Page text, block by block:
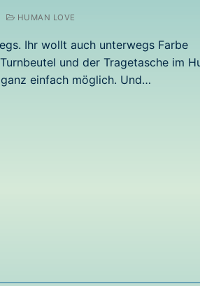
HUMAN LOVE
Ihr wollt auch unterwegs Farbe
und der Tragetasche im
einfach möglich. Und…